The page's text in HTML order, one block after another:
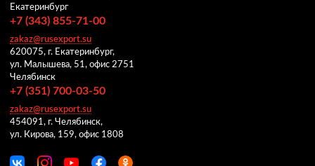
Екатеринбург
+7 (343) 855-71-00
zakaz@rusexport.su
620075, г. Екатеринбург,
ул. Малышева, 51, офис 2751
Челябинск
+7 (351) 700-03-50
zakaz@rusexport.su
454091, г. Челябинск,
ул. Кирова, 159, офис 1808